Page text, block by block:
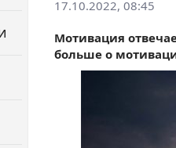
17.10.2022, 08:45
Мотивация
больше о